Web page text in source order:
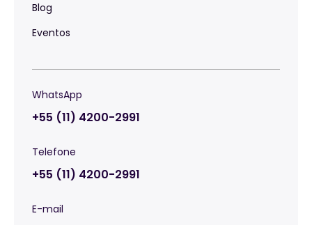
Blog
Eventos
WhatsApp
+55 (11) 4200-2991
Telefone
+55 (11) 4200-2991
E-mail